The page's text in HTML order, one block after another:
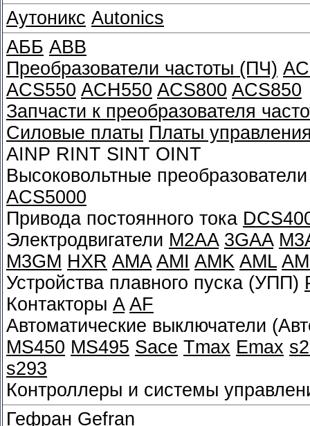
Аутоникс Autonics
АББ ABB
Преобразователи частоты (ПЧ)
ACS550 ACH550 ACS800 ACS850
Запчасти к преобразователя
Силовые платы Платы
AINP RINT SINT OINT
Высоковольтные
ACS5000
Привода постоянного тока
Электродвигатели M2AA 3GAA
M3GM HXR AMA AMI AMK AML
Устройства плавного пуска (УПП)
Контакторы A AF
Автоматические выключатели
MS450 MS495 Sace Tmax Emax
s293
Контроллеры и системы
Гефран Gefran